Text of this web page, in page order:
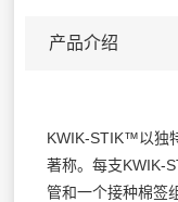
产品介绍
KWIK-STIK™以独
著称。每支KWIK-
管和一个接种棉签